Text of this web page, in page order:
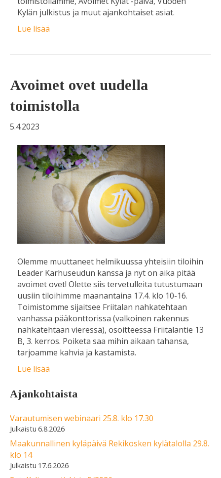
Kylän julkistus ja muut ajankohtaiset asiat.
Lue lisää
Avoimet ovet uudella
toimistolla
5.4.2023
Olemme muuttaneet helmikuussa yhteisiin tiloihin
Leader Karhuseudun kanssa ja nyt on aika pitää
avoimet ovet! Olette siis tervetulleita tutustumaan
uusiin tiloihimme maanantaina 17.4. klo 10-16.
Toimistomme sijaitsee Friitalan nahkatehtaan
vanhassa pääkonttorissa (valkoinen rakennus
nahkatehtaan vieressä), osoitteessa Friitalantie 13
B, 3. kerros. Poiketa saa mihin aikaan tahansa,
tarjoamme kahvia ja kastamista.
Lue lisää
Ajankohtaista
Varautumisen webinaari 25.8. klo 17.30
6.8.2026
Maakunnallinen kyläpäivä Rekikosken kylätalolla 29.8.
klo 14
17.6.2026